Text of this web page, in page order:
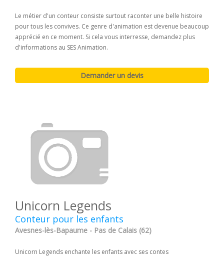
Le métier d'un conteur consiste surtout raconter une belle histoire
pour tous les convives. Ce genre d'animation est devenue beaucoup
apprécié en ce moment. Si cela vous interresse, demandez plus
d'informations au SES Animation.
Unicorn Legends
Conteur pour les enfants
Avesnes-lès-Bapaume - Pas de Calais (62)
Unicorn Legends enchante les enfants avec ses contes